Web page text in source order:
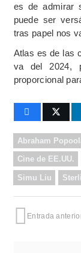
es de admirar
puede ser
tras papel nos
Atlas es de las
va del 2024,
proporcional
Abraham
Cine de EE.UU.
Simu Liu
Entrada